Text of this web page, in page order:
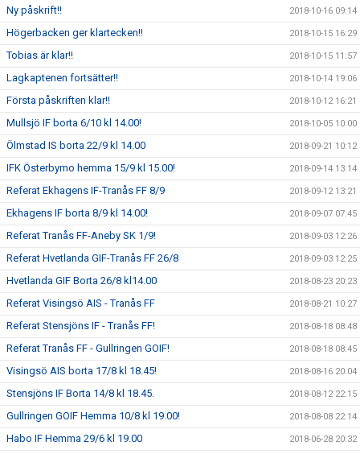
Ny påskrift!! 2018-10-16 09:14
Högerbacken ger klartecken!! 2018-10-15 16:29
Tobias är klar!! 2018-10-15 11:57
Lagkaptenen fortsätter!! 2018-10-14 19:06
Första påskriften klar!! 2018-10-12 16:21
Mullsjö IF borta 6/10 kl 14.00! 2018-10-05 10:00
Ölmstad IS borta 22/9 kl 14.00 2018-09-21 10:12
IFK Österbymo hemma 15/9 kl 15.00! 2018-09-14 13:14
Referat Ekhagens IF-Tranås FF 8/9 2018-09-12 13:21
Ekhagens IF borta 8/9 kl 14.00! 2018-09-07 07:45
Referat Tranås FF-Aneby SK 1/9! 2018-09-03 12:26
Referat Hvetlanda GIF-Tranås FF 26/8 2018-09-03 12:25
Hvetlanda GIF Borta 26/8 kl14.00 2018-08-23 20:23
Referat Visingsö AIS - Tranås FF 2018-08-21 10:27
Referat Stensjöns IF - Tranås FF! 2018-08-18 08:48
Referat Tranås FF - Gullringen GOIF! 2018-08-18 08:45
Visingsö AIS borta 17/8 kl 18.45! 2018-08-16 20:04
Stensjöns IF Borta 14/8 kl 18.45. 2018-08-12 22:15
Gullringen GOIF Hemma 10/8 kl 19.00! 2018-08-08 22:14
Habo IF Hemma 29/6 kl 19.00 2018-06-28 20:32